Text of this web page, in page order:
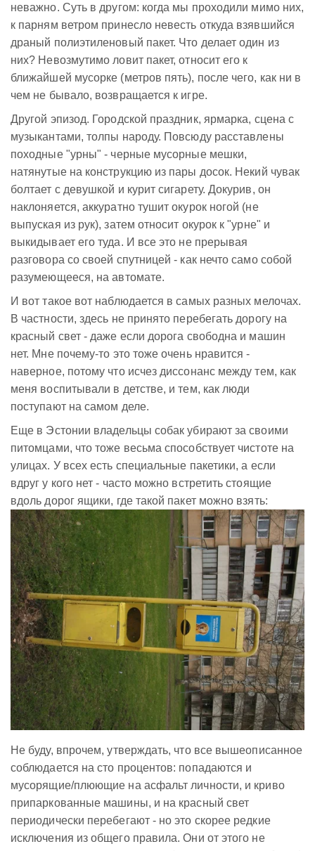
неважно. Суть в другом: когда мы проходили мимо них,
к парням ветром принесло невесть откуда взявшийся
драный полиэтиленовый пакет. Что делает один из
них? Невозмутимо ловит пакет, относит его к
ближайшей мусорке (метров пять), после чего, как ни в
чем не бывало, возвращается к игре.
Другой эпизод. Городской праздник, ярмарка, сцена с
музыкантами, толпы народу. Повсюду расставлены
походные "урны" - черные мусорные мешки,
натянутые на конструкцию из пары досок. Некий чувак
болтает с девушкой и курит сигарету. Докурив, он
наклоняется, аккуратно тушит окурок ногой (не
выпуская из рук), затем относит окурок к "урне" и
выкидывает его туда. И все это не прерывая
разговора со своей спутницей - как нечто само собой
разумеющееся, на автомате.
И вот такое вот наблюдается в самых разных мелочах.
В частности, здесь не принято перебегать дорогу на
красный свет - даже если дорога свободна и машин
нет. Мне почему-то это тоже очень нравится -
наверное, потому что исчез диссонанс между тем, как
меня воспитывали в детстве, и тем, как люди
поступают на самом деле.
Еще в Эстонии владельцы собак убирают за своими
питомцами, что тоже весьма способствует чистоте на
улицах. У всех есть специальные пакетики, а если
вдруг у кого нет - часто можно встретить стоящие
вдоль дорог ящики, где такой пакет можно взять:
Не буду, впрочем, утверждать, что все вышеописанное
соблюдается на сто процентов: попадаются и
мусорящие/плюющие на асфальт личности, и криво
припаркованные машины, и на красный свет
периодически перебегают - но это скорее редкие
исключения из общего правила. Они от этого не